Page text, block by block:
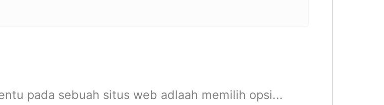
pada sebuah situs web adlaah memilih opsi...